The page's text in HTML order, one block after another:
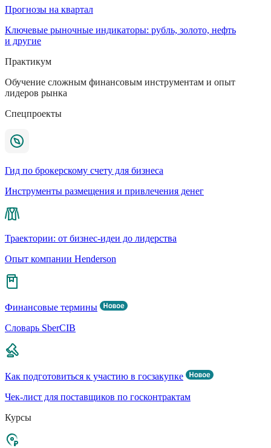
Прогнозы на квартал
Ключевые рыночные индикаторы: рубль, золото, нефть
и другие
Практикум
Обучение сложным финансовым инструментам и опыт
лидеров рынка
Спецпроекты
Гид по брокерскому счету для бизнеса
Инструменты размещения и привлечения денег
Траектории: от бизнес-идеи до лидерства
Опыт компании Henderson
Финансовые термины
Словарь SberCIB
Как подготовиться к участию в госзакупке
Чек-лист для поставщиков по госконтрактам
Курсы